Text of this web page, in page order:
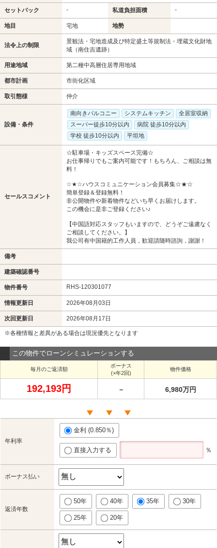
セットバック - 私道負担面積 -
地目 宅地 地勢
法令上の制限
景観法・宅地造成及び特定盛土等規制法・埋蔵文化財地
域（南住吉遺跡）
用途地域 第二種中高層住居専用地域
都市計画 市街化区域
取引態様 仲介
設備・条件
南向きバルコニー システムキッチン
全居室収納
スーパー徒歩10分以内
病院 徒歩10分以内
学校 徒歩10分以内
平坦地
セールスコメント
☆駐車場・キッズスペース完備☆
お仕事帰りでもご案内可能です！もちろん、ご相談は無
料！
☆★☆ハウスコミュニケーション会員募集☆★☆
簡単登録＆登録無料！
非公開物件や新着物件などいち早くお届けします。
この機会に是非ご登録ください♪
【中国語対応スタッフもいますので、どうぞご遠慮なく
ご相談してください。】
我公司有中国籍的工作人員，歓迎請随時諮詢，謝謝！
備考
建築確認番号
物件番号 RHS-120301077
情報更新日 2026年08月03日
次回更新日 2026年08月17日
※各種情報と差異がある場合は現況優先となります
この物件でローンシミュレーションする
毎月のご返済額
ボーナス
(×年2回)
物件価格
192,193円 － 6,980万円
年利率
金利 (0.850％)
直接入力する ％
ボーナス払い
返済年数
50年 40年 35年 30年
25年 20年